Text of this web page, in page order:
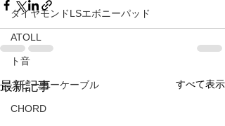
ダイヤモンドLSエボニーパッド
ATOLL
ト音
スピーカーケーブル
CHORD
最新記事 すべて表示